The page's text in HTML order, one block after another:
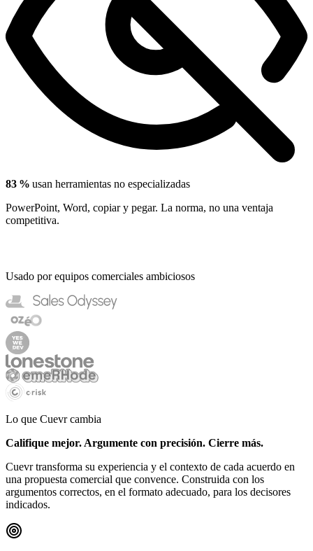
83 % usan herramientas no especializadas
PowerPoint, Word, copiar y pegar. La norma, no una ventaja
competitiva.
Usado por equipos comerciales ambiciosos
Lo que Cuevr cambia
Califique mejor. Argumente con precisión. Cierre más.
Cuevr transforma su experiencia y el contexto de cada acuerdo en
una propuesta comercial que convence. Construida con los
argumentos correctos, en el formato adecuado, para los decisores
indicados.